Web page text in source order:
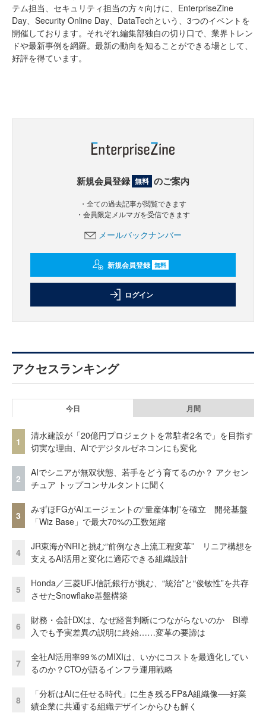
テム担当、セキュリティ担当の方々向けに、EnterpriseZine
Day、Security Online Day、DataTechという、3つのイベントを
開催しております。それぞれ編集部独自の切り口で、業界トレン
ドや最新事例を網羅。最新の動向を知ることができる場として、
好評を得ています。
新規会員登録 無料 のご案内
・全ての過去記事が閲覧できます
・会員限定メルマガを受信できます
メールバックナンバー
新規会員登録 無料
ログイン
アクセスランキング
今日 月間
1
清水建設が「20億円プロジェクトを常駐者2名で」を目指す
切実な理由、AIでデジタルゼネコンにも変化
2
AIでシニアが無双状態、若手をどう育てるのか？ アクセン
チュア トップコンサルタントに聞く
3
みずほFGがAIエージェントの“量産体制”を確立 開発基盤
「Wiz Base」で最大70%の工数短縮
4
JR東海がNRIと挑む“前例なき上流工程変革” リニア構想を
支えるAI活用と変化に適応できる組織設計
5
Honda／三菱UFJ信託銀行が挑む、“統治”と“俊敏性”を共存
させたSnowflake基盤構築
6
財務・会計DXは、なぜ経営判断につながらないのか BI導
入でも予実差異の説明に終始……変革の要諦は
7
全社AI活用率99％のMIXIは、いかにコストを最適化してい
るのか？CTOが語るインフラ運用戦略
8
「分析はAIに任せる時代」に生き残るFP&A組織像──好業
績企業に共通する組織デザインからひも解く